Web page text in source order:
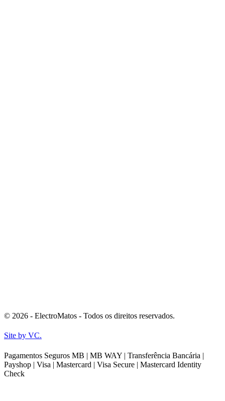
© 2026 - ElectroMatos - Todos os direitos reservados.
Site by VC.
Pagamentos Seguros MB | MB WAY | Transferência Bancária |
Payshop | Visa | Mastercard | Visa Secure | Mastercard Identity
Check